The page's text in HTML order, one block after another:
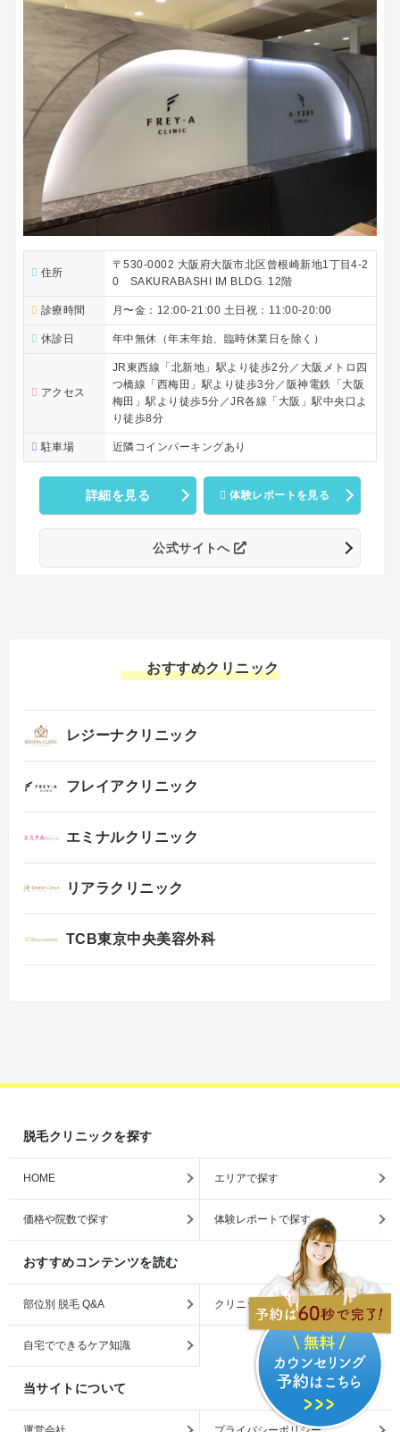
住所
〒530-0002 大阪府大阪市北区曾根崎新地1丁目4-2
0 SAKURABASHI IM BLDG. 12階
診療時間 月〜金：12:00-21:00 土日祝：11:00-20:00
休診日 年中無休（年末年始、臨時休業日を除く）
アクセス
JR東西線「北新地」駅より徒歩2分／大阪メトロ四
つ橋線「西梅田」駅より徒歩3分／阪神電鉄「大阪
梅田」駅より徒歩5分／JR各線「大阪」駅中央口よ
り徒歩8分
駐車場 近隣コインパーキングあり
詳細を見る 体験レポートを見る
公式サイトへ
おすすめクリニック
レジーナクリニック
フレイアクリニック
エミナルクリニック
リアラクリニック
TCB東京中央美容外科
脱毛クリニックを探す
HOME エリアで探す
価格や院数で探す 体験レポートで探す
おすすめコンテンツを読む
部位別 脱毛 Q&A クリニックとサロンの違い
自宅でできるケア知識
当サイトについて